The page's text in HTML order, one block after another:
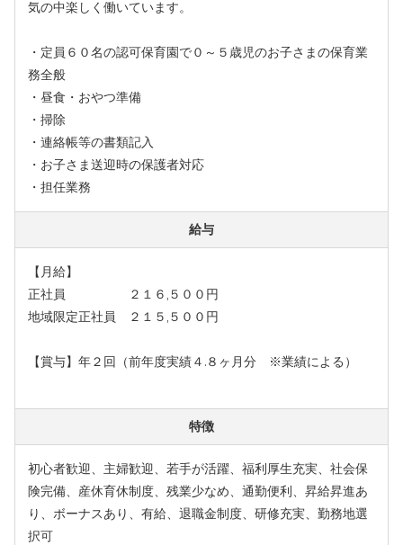
気の中楽しく働いています。
・定員６０名の認可保育園で０～５歳児のお子さまの保育業
務全般
・昼食・おやつ準備
・掃除
・連絡帳等の書類記入
・お子さま送迎時の保護者対応
・担任業務
給与
【月給】
正社員 ２１６,５００円
地域限定正社員 ２１５,５００円
【賞与】年２回（前年度実績４.８ヶ月分 ※業績による）
特徴
初心者歓迎、主婦歓迎、若手が活躍、福利厚生充実、社会保
険完備、産休育休制度、残業少なめ、通勤便利、昇給昇進あ
り、ボーナスあり、有給、退職金制度、研修充実、勤務地選
択可